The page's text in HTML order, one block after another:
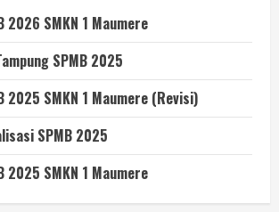
2026 SMKN 1 Maumere
SPMB 2025
2025 SMKN 1 Maumere (Revisi)
SPMB 2025
2025 SMKN 1 Maumere